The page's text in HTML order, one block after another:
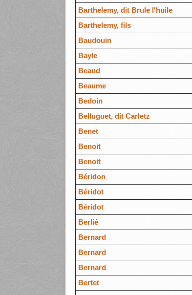
Barthelemy, dit Brule l'huile
Barthelemy, fils
Baudouin
Bayle
Beaud
Beaume
Bedoin
Belluguet, dit Carletz
Benet
Benoit
Benoit
Béridon
Béridot
Béridot
Berlié
Bernard
Bernard
Bernard
Bertet